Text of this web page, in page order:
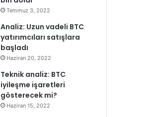
Temmuz 3, 2022
Analiz: Uzun vadeli BTC
yatırımcıları satışlara
başladı
Haziran 20, 2022
Teknik analiz: BTC
iyileşme işaretleri
gösterecek mi?
Haziran 15, 2022